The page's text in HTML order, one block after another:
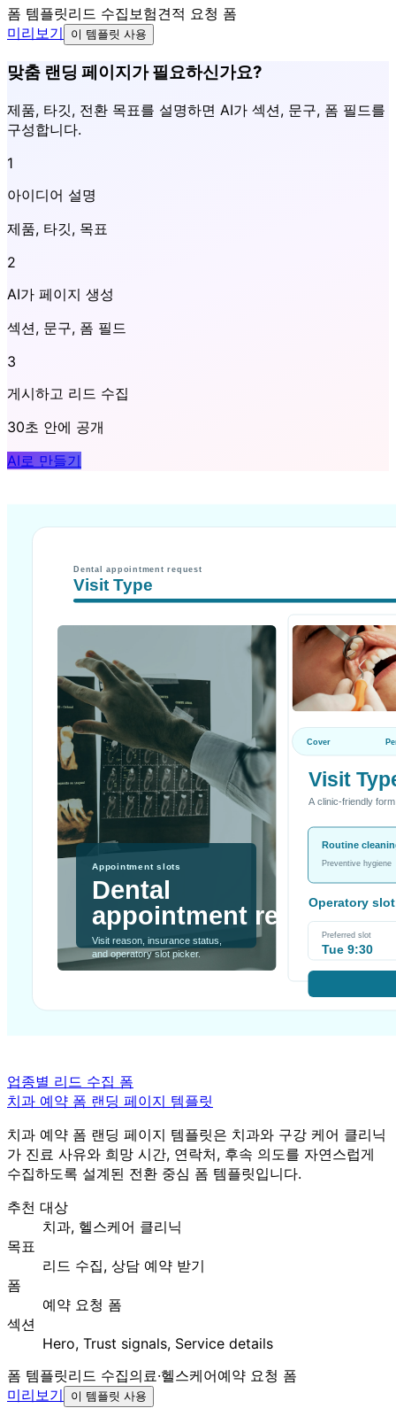
폼 템플릿리드 수집 보험견적 요청 폼
미리보기
이 템플릿 사용
맞춤 랜딩 페이지가 필요하신가요?
제품, 타깃, 전환 목표를 설명하면 AI가 섹션, 문구, 폼 필드를
구성합니다.
1
아이디어 설명
제품, 타깃, 목표
2
AI가 페이지 생성
섹션, 문구, 폼 필드
3
게시하고 리드 수집
30초 안에 공개
AI로 만들기
업종별 리드 수집 폼
치과 예약 폼 랜딩 페이지 템플릿
치과 예약 폼 랜딩 페이지 템플릿은 치과와 구강 케어 클리닉
가 진료 사유와 희망 시간, 연락처, 후속 의도를 자연스럽게
수집하도록 설계된 전환 중심 폼 템플릿입니다.
추천 대상
치과, 헬스케어 클리닉
목표
리드 수집, 상담 예약 받기
폼
예약 요청 폼
섹션
Hero, Trust signals, Service details
폼 템플릿리드 수집의료·헬스케어예약 요청 폼
미리보기
이 템플릿 사용